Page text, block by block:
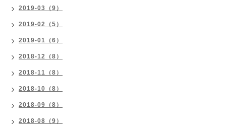
2019-03（9）
2019-02（5）
2019-01（6）
2018-12（8）
2018-11（8）
2018-10（8）
2018-09（8）
2018-08（9）